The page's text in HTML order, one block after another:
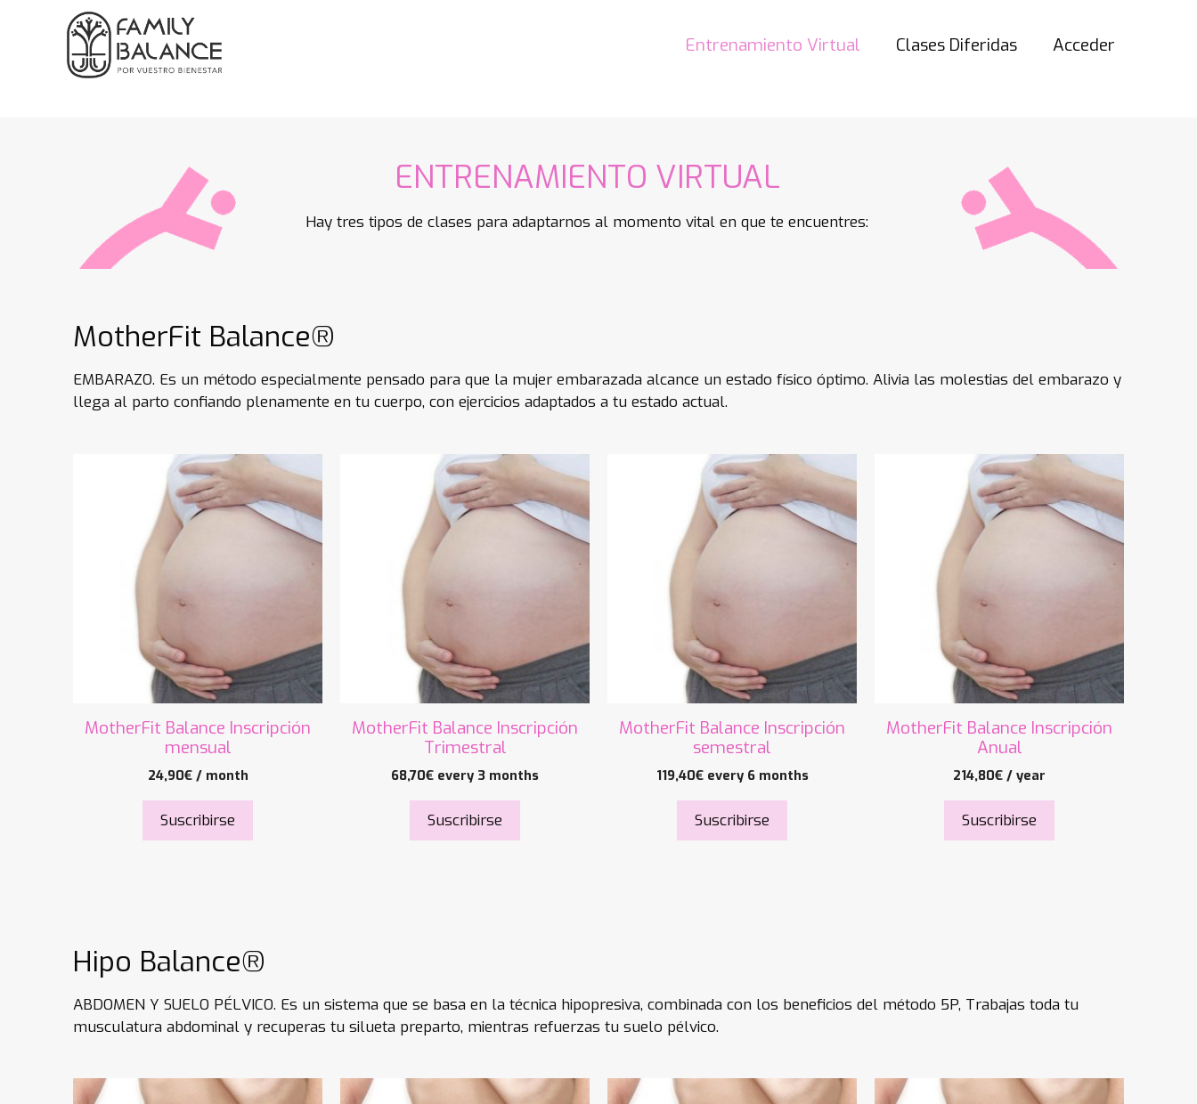
Entrenamiento Virtual Clases Diferidas Acceder
ENTRENAMIENTO VIRTUAL
Hay tres tipos de clases para adaptarnos al momento vital en que te encuentres:
MotherFit Balance®
EMBARAZO. Es un método especialmente pensado para que la mujer embarazada alcance un estado físico óptimo. Alivia las molestias del embarazo y
llega al parto confiando plenamente en tu cuerpo, con ejercicios adaptados a tu estado actual.
MotherFit Balance Inscripción
mensual
24,90€ / month
Suscribirse
MotherFit Balance Inscripción
Trimestral
68,70€ every 3 months
Suscribirse
MotherFit Balance Inscripción
semestral
119,40€ every 6 months
Suscribirse
MotherFit Balance Inscripción
Anual
214,80€ / year
Suscribirse
Hipo Balance®
ABDOMEN Y SUELO PÉLVICO. Es un sistema que se basa en la técnica hipopresiva, combinada con los beneficios del método 5P, Trabajas toda tu
musculatura abdominal y recuperas tu silueta preparto, mientras refuerzas tu suelo pélvico.